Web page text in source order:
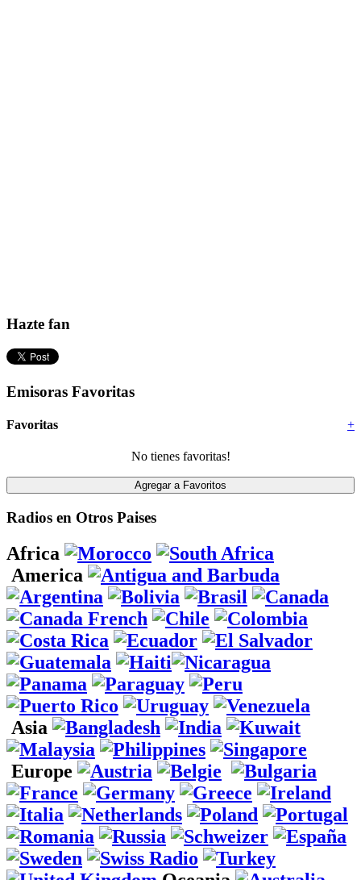
Hazte fan
Emisoras Favoritas
+
Favoritas
No tienes favoritas!
Radios en Otros Paises
Africa
America
Asia
Europe